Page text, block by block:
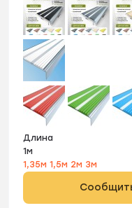
Длина
1м
1,35м1,5м 2м 3м